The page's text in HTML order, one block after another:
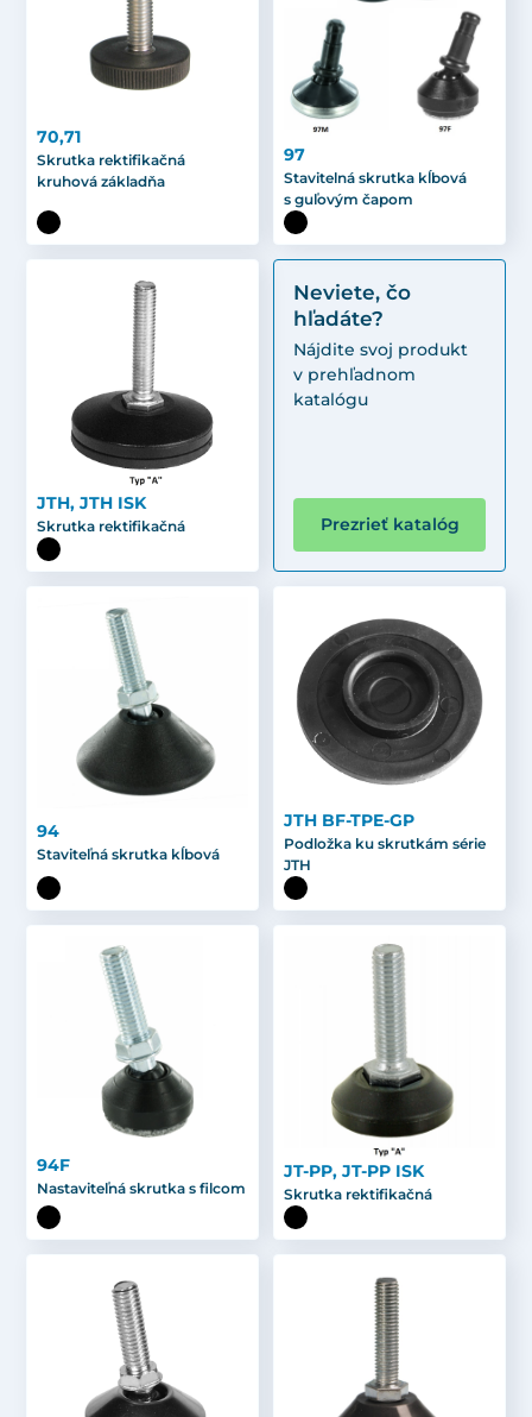
70,71
Skrutka rektifikačná
kruhová základňa
97
Stavitelná skrutka kĺbová
s guľovým čapom
JTH, JTH ISK
Skrutka rektifikačná
Neviete, čo
hľadáte?
Nájdite svoj produkt
v prehľadnom
katalógu
Prezrieť katalóg
94
Staviteľná skrutka kĺbová
JTH BF-TPE-GP
Podložka ku skrutkám série
JTH
94F
Nastaviteľná skrutka s filcom
JT-PP, JT-PP ISK
Skrutka rektifikačná